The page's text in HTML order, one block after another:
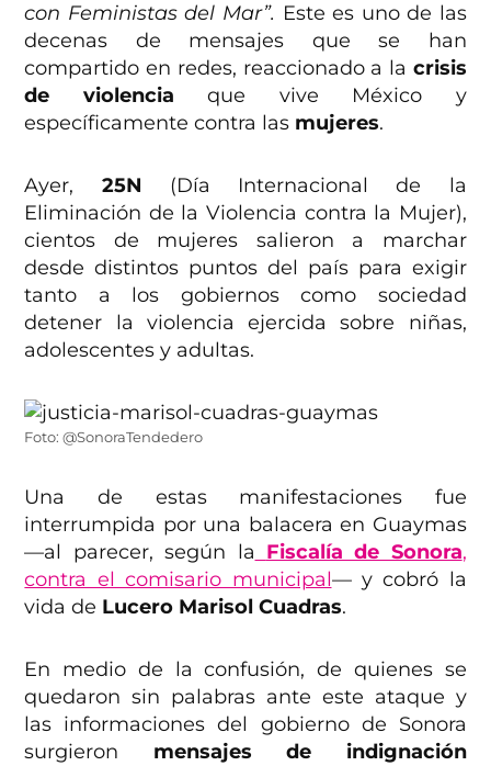
con Feministas del Mar”. Este es uno de las
decenas de mensajes que se han
compartido en redes, reaccionado a la crisis
de violencia que vive México y
específicamente contra las mujeres.
Ayer, 25N (Día Internacional de la
Eliminación de la Violencia contra la Mujer),
cientos de mujeres salieron a marchar
desde distintos puntos del país para exigir
tanto a los gobiernos como sociedad
detener la violencia ejercida sobre niñas,
adolescentes y adultas.
Foto: @SonoraTendedero
Una de estas manifestaciones fue
interrumpida por una balacera en Guaymas
—al parecer, según la Fiscalía de Sonora,
contra el comisario municipal— y cobró la
vida de Lucero Marisol Cuadras.
En medio de la confusión, de quienes se
quedaron sin palabras ante este ataque y
las informaciones del gobierno de Sonora
surgieron mensajes de indignación